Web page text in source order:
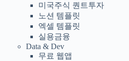
미국주식 퀀트투자
노션 템플릿
엑셀 템플릿
실용금융
Data & Dev
무료 웹앱